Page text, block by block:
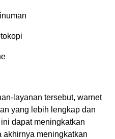
layanan tersebut, warnet
yang lebih lengkap dan
dapat meningkatkan
akhirnya meningkatkan